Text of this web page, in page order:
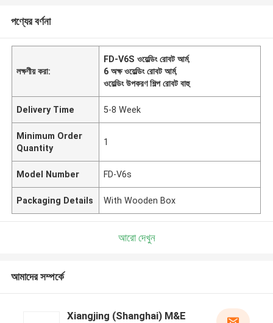
পণ্যের বর্ণনা
লক্ষণীয় করা:
FD-V6S ওয়েল্ডিং রোবট আর্ম,
6 অক্ষ ওয়েল্ডিং রোবট আর্ম,
ওয়েল্ডিং উপকরণ শিল্প রোবট বাহু
Delivery Time 5-8 Week
Minimum Order
Quantity
1
Model Number FD-V6s
Packaging Details With Wooden Box
আরো দেখুন
আমাদের সম্পর্কে
Xiangjing (Shanghai) M&E